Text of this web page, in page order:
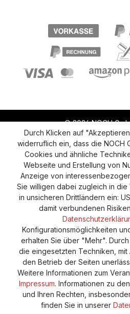
© 2026 NOCH
Vertrag widerrufen
Versand und Zahlung
Cookie-Einstellungen
Durch Klicken auf
widerruflich ein, dass die NOCH
Cookies und ähnliche
Webseite und Erstellung von
Anzeige von
Sie willigen dabei zugleich in die
in unsicheren Drittländern ein:
damit verbundenen
Konfigurationsmöglichkeiten
erhalten Sie über "Mehr".
die eingesetzten Techniken, mit
den Betrieb der Seiten
Weitere Informationen zum
Impressum. Informationen zu
und Ihren Rechten,
finden Sie in unserer